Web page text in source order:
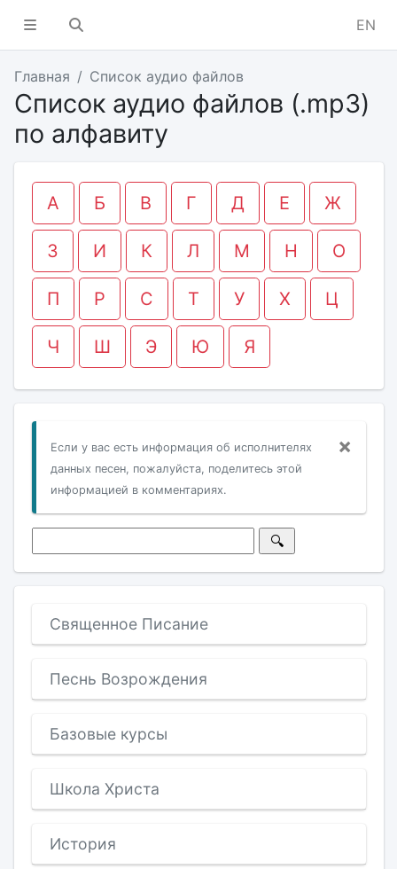
EN
Главная Список аудио файлов
Список аудио файлов (.mp3)
по алфавиту
А Б В Г Д Е Ж
З И К Л М Н О
П Р С Т У Х Ц
Ч Ш Э Ю Я
×
Если у вас есть информация об исполнителях
данных песен, пожалуйста, поделитесь этой
информацией в комментариях.
Священное Писание
Песнь Возрождения
Базовые курсы
Школа Христа
История